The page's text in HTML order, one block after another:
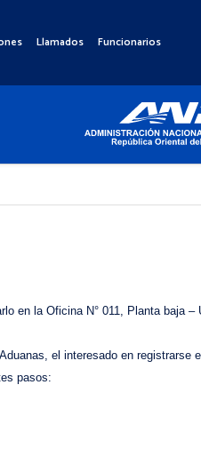
Llamados Funcionarios
en la Oficina N° 011, Planta baja –
el interesado en
pasos: